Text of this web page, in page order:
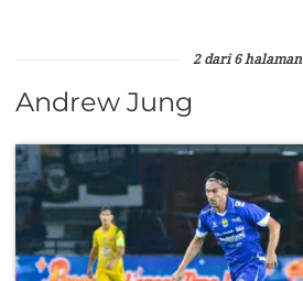
2 dari 6 halaman
Andrew Jung